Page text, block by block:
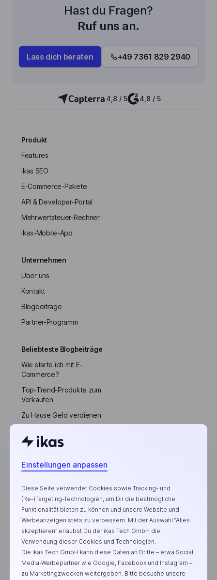
Einstellungen anpassen
Diese Seite verwendet Cookies,sowie Tracking- und
(Re-)Targeting-Technologien, um Dir die bestmögliche
Funktionalität bieten zu können und unsere Website und
Werbeanzeigen stets zu verbessern. Mit der Auswahl “Alles
akzeptieren” erlaubst Du der ikas Tech GmbH die
Verwendung dieser Cookies und Technologien.
Die ikas Tech GmbH kann diese Daten an Dritte – etwa Social
Media-Werbepartner wie Google, Facebook und Instagram –
zu Marketingzwecken weitergeben. Bitte besuche unsere
Hast du Fragen?
Ruf uns an.
Lass dich beraten +49 7361 829 2940
4,8 / 5 4,8 / 5
Produkt
Features
ikas SEO
E-Commerce-Pakete
API & Developer-Portal
Mehrwertsteuer-Rechner
ikas-Mobile-App
Unternehmen
Über uns
Kontakt
Blogbeiträge
Partner-Programm
Beliebteste Blogbeiträge
Wie starte ich mit E-
Commerce?
Top-Trend-Produkte zum
Verkaufen
Zu Hause Geld verdienen
Die E-Commerce-Plattform für erfolgreiche Marken